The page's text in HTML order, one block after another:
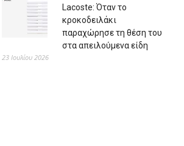
Lacoste: Όταν το
κροκοδειλάκι
παραχώρησε τη θέση του
στα απειλούμενα είδη
23 Ιουλίου 2026